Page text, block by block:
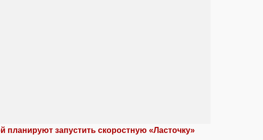
запустить скоростную «Ласточку»